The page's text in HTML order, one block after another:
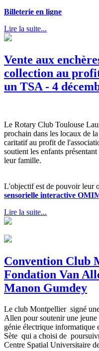
Billeterie en ligne
Lire la suite...
Vente aux
collection au
un TSA - 4
Le Rotary Club Toulouse
prochain dans les locaux de
caritatif au profit de
soutient les enfants
leur famille.
L'objectif est de pouvoir leur
sensorielle interactive
Lire la suite...
Convention Club
Fondation Van
Manon Gumdey
Le club Montpellier signé
Allen pour soutenir une
génie électrique
Sète qui a choisi de
Centre Spatial Universitaire